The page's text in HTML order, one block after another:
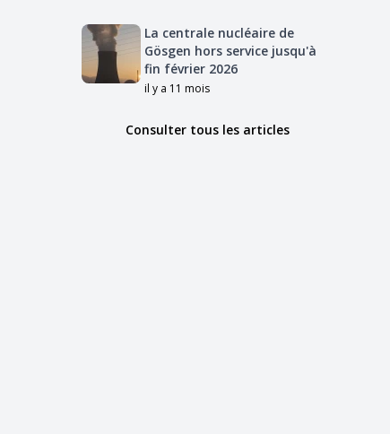
La centrale nucléaire de
Gösgen hors service jusqu'à
fin février 2026
il y a 11 mois
Consulter tous les articles